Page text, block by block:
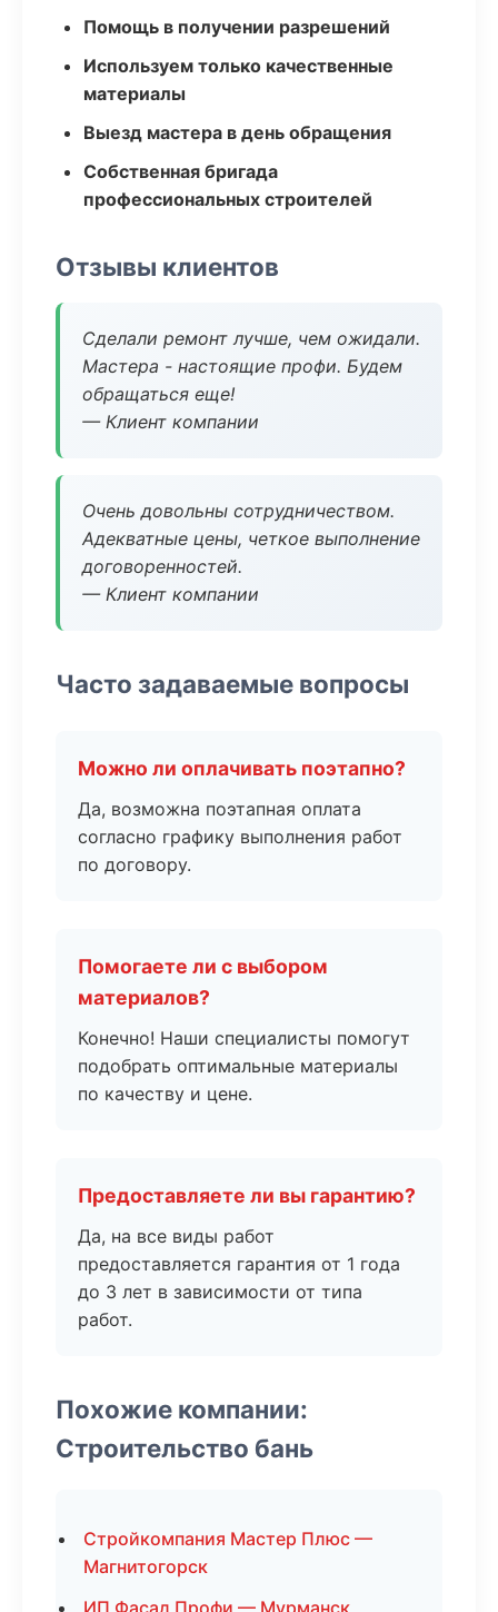
Помощь в получении разрешений
Используем только качественные
материалы
Выезд мастера в день обращения
Собственная бригада
профессиональных строителей
Отзывы клиентов
Сделали ремонт лучше, чем ожидали.
Мастера - настоящие профи. Будем
обращаться еще!
— Клиент компании
Очень довольны сотрудничеством.
Адекватные цены, четкое выполнение
договоренностей.
— Клиент компании
Часто задаваемые вопросы
Можно ли оплачивать поэтапно?
Да, возможна поэтапная оплата
согласно графику выполнения работ
по договору.
Помогаете ли с выбором
материалов?
Конечно! Наши специалисты помогут
подобрать оптимальные материалы
по качеству и цене.
Предоставляете ли вы гарантию?
Да, на все виды работ
предоставляется гарантия от 1 года
до 3 лет в зависимости от типа
работ.
Похожие компании:
Строительство бань
Стройкомпания Мастер Плюс —
Магнитогорск
ИП Фасад Профи — Мурманск